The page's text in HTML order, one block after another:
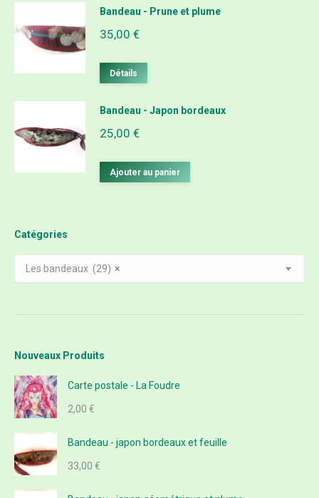
Bandeau - Prune et plume
35,00 €
Détails
Bandeau - Japon bordeaux
25,00 €
Ajouter au panier
Catégories
×
Les bandeaux (29)
Nouveaux Produits
Carte postale - La Foudre
2,00 €
Bandeau - japon bordeaux et feuille
33,00 €